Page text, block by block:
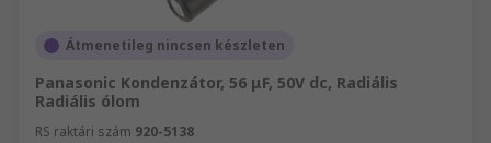
Átmenetileg nincsen készleten
Panasonic Kondenzátor, 56 μF, 50V dc, Radiális
Radiális ólom
RS raktári szám 920-5138